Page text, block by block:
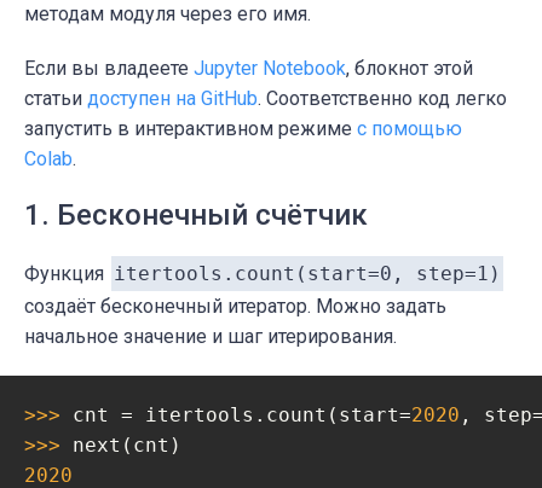
методам модуля через его имя.
Если вы владеете Jupyter Notebook, блокнот этой
статьи доступен на GitHub. Соответственно код легко
запустить в интерактивном режиме с помощью
Colab.
1. Бесконечный счётчик
Функция itertools.count(start=0, step=1)
создаёт бесконечный итератор. Можно задать
начальное значение и шаг итерирования.
>>> cnt = itertools.count(start=2020 ,
>>>
2020